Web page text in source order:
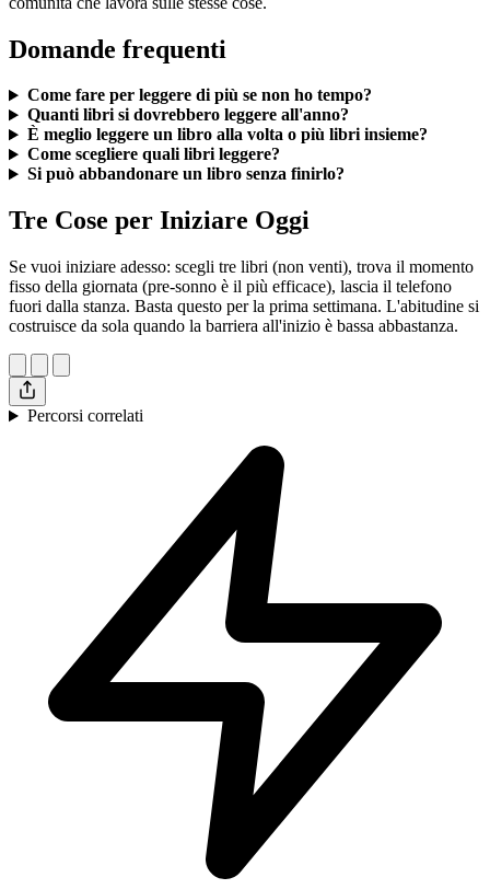
Domande frequenti
Come fare per leggere di più se non ho tempo?
Quanti libri si dovrebbero leggere all'anno?
È meglio leggere un libro alla volta o più libri insieme?
Come scegliere quali libri leggere?
Si può abbandonare un libro senza finirlo?
Tre Cose per Iniziare Oggi
Se vuoi iniziare adesso: scegli tre libri (non venti), trova il momento
fisso della giornata (pre-sonno è il più efficace), lascia il telefono
fuori dalla stanza. Basta questo per la prima settimana. L'abitudine si
costruisce da sola quando la barriera all'inizio è bassa abbastanza.
Percorsi correlati